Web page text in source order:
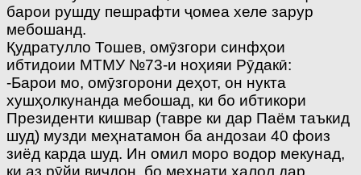
барои рушду пешрафти ҷомеа хеле зарур
мебошанд.
Қудратулло Тошев, омӯзгори синфҳои
ибтидоии МТМУ №73-и ноҳияи Рӯдакӣ:
-Барои мо, омӯзгорони деҳот, он нукта
хушҳолкунанда мебошад, ки бо ибтикори
Президенти кишвар (тавре ки дар Паём таъкид
шуд) музди меҳнатамон ба андозаи 40 фоиз
зиёд карда шуд. Ин омил моро водор мекунад,
ки аз рӯйи виҷдон, бо меҳнати ҳалол дар